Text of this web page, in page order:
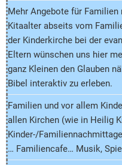
Mehr Angebote für
Kitaalter abseits vom
der Kinderkirche bei der
Eltern wünschen uns hier
ganz Kleinen den Glauben
Bibel interaktiv zu erleben.
Familien und vor allem
allen Kirchen (wie in Heilig
Kinder-/
… Familiencafe… Musik,